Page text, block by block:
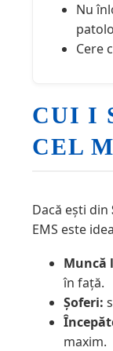
Nu
Cere
CUI I
CEL
Dacă ești din
EMS este
Muncă
în față.
Șoferi:
maxim.